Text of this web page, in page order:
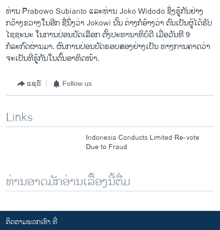
ທ່ານ Prabowo Subianto ແລະທ່ານ Joko Widodo ຊຶ່ງຮູ້ກັນຢ່າງ
ກວ້າງຂວາງໃນອີກ ຊື່ນຶ່ງວ່າ Jokowi ນັ້ນ ຕ່າງກໍອ້າງວ່າ ຕົນເປັນຜູ້ໄດ້ຮັບ
ໄຊຊະນະ ໃນການປ່ອນບັດເລືອກ ຕັ້ງປະທານາທິບໍດີ ເມື່ອວັນທີ 9
ກໍລະກົດຜ່ານມາ. ຜົນການປ່ອນບັດຮອບສອງຢ່າງເປັນ ທາງການຄາດວ່າ
ຈະເປັນທີ່ຮູ້ກັນໃນຕົ້ນອາທິດໜ້າ.
ແຊຣ໌ Follow us
Links
Indonesia Conducts Limited Re-vote
Due to Fraud
ທ່ານອາດມັກອ່ານເລື້ອງນີ້ຕື່ມ
ຕິດຕາມພວກເຮົາ ທີ່